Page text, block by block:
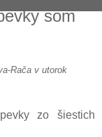
som
Rača v utorok
zo šiestich